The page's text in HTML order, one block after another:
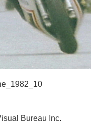
Bureau Inc.